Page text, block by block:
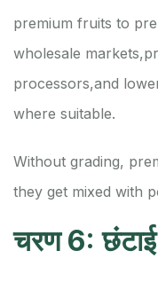
premium fruits to
wholesale markets,
processors,and
where suitable.
Without grading,
they get mixed with
चरण 6: